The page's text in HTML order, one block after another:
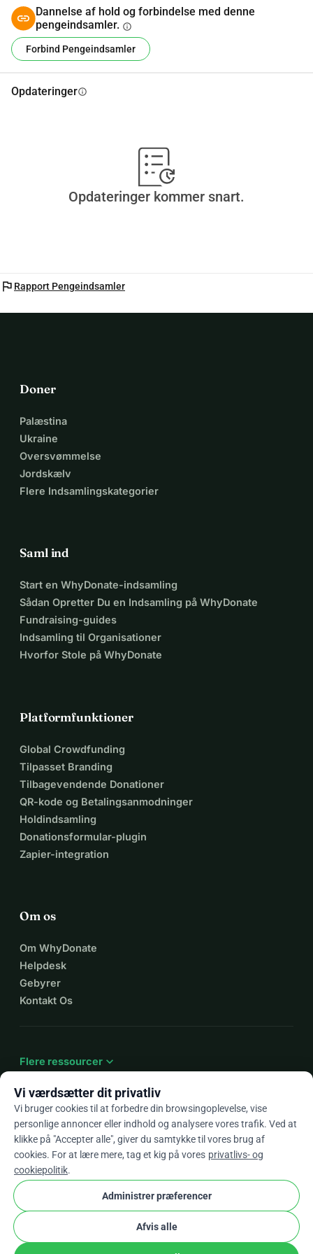
possible. Every contribution helps whether it s 5, 20, or 200.
The original documents confirming her diagnosis have
been presented to me.
Dannelse af hold og forbindelse med denne
pengeindsamler. info
Forbind Pengeindsamler
Opdateringerinfo
Opdateringer kommer snart.
flag Rapport Pengeindsamler
Doner
Palæstina
Ukraine
Oversvømmelse
Jordskælv
Flere Indsamlingskategorier
Saml ind
Start en WhyDonate-indsamling
Sådan Opretter Du en Indsamling på WhyDonate
Fundraising-guides
Indsamling til Organisationer
Hvorfor Stole på WhyDonate
Platformfunktioner
Global Crowdfunding
Tilpasset Branding
Tilbagevendende Donationer
QR-kode og Betalingsanmodninger
Holdindsamling
Donationsformular-plugin
Zapier-integration
Om os
Om WhyDonate
Helpdesk
Gebyrer
Kontakt Os
Flere ressourcer expand_more
Daarrow_drop_down
★★★★★4,9 / 5 baseret på 500+ anmeldelser
Privatliv og cookies
Vilkår og betingelser
Vi værdsætter dit privatliv
Vi bruger cookies til at forbedre din browsingoplevelse, vise
personlige annoncer eller indhold og analysere vores trafik. Ved at
klikke på "Accepter alle", giver du samtykke til vores brug af
cookies. For at lære mere, tag et kig på vores privatlivs- og
cookiepolitik.
Administrer præferencer
Afvis alle